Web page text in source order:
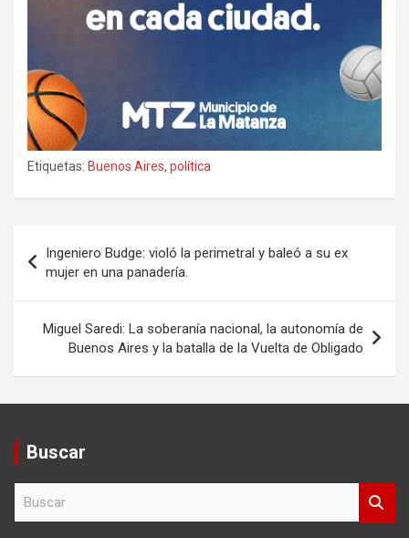
Etiquetas: Buenos Aires, política
de
entradas
Ingeniero Budge: violó la perimetral y baleó a su ex
mujer en una panadería.
Miguel Saredi: La soberanía nacional, la autonomía de
Buenos Aires y la batalla de la Vuelta de Obligado
Buscar